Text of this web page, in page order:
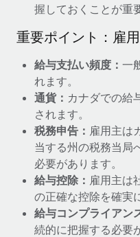
握しておくことが重
重要ポイント：雇
給与支払い頻度： 一
れます。
通貨： カナダでの給
されます。
税務申告： 雇用主は
当する州の税務当局
必要があります。
給与控除： 雇用主は
の正確な控除を確実
給与コンプライアン
続的に把握する必要